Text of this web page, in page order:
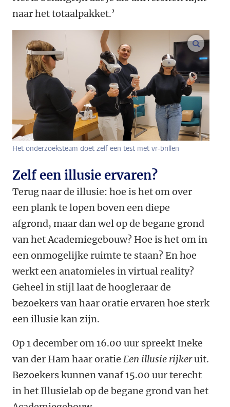
naar het totaalpakket.’
Het onderzoeksteam doet zelf een test met vr-brillen
Zelf een illusie ervaren?
Terug naar de illusie: hoe is het om over
een plank te lopen boven een diepe
afgrond, maar dan wel op de begane grond
van het Academiegebouw? Hoe is het om in
een onmogelijke ruimte te staan? En hoe
werkt een anatomieles in virtual reality?
Geheel in stijl laat de hoogleraar de
bezoekers van haar oratie ervaren hoe sterk
een illusie kan zijn.
Op 1 december om 16.00 uur spreekt Ineke
van der Ham haar oratie Een illusie rijkeruit.
Bezoekers kunnen vanaf 15.00 uur terecht
in het Illusielab op de begane grond van het